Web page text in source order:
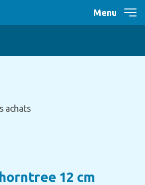
Menu
achats
12 cm